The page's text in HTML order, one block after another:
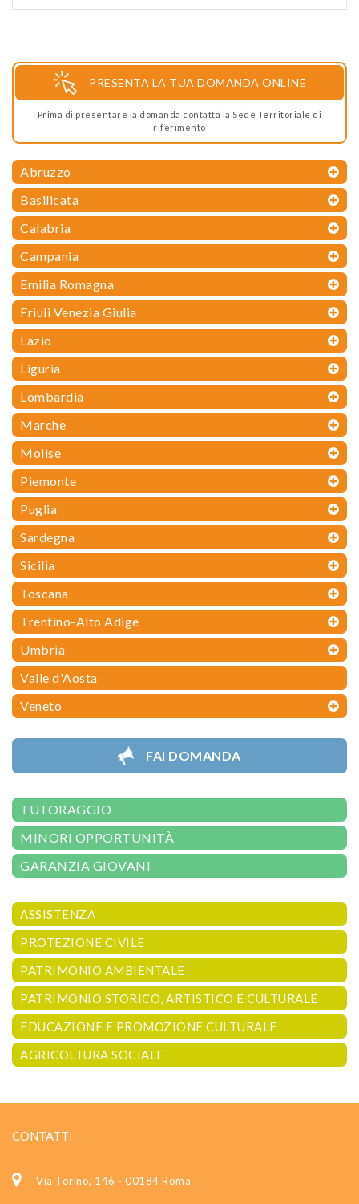
PRESENTA LA TUA DOMANDA ONLINE
Prima di presentare la domanda contatta la Sede Territoriale di
riferimento
Abruzzo
Basilicata
Calabria
Campania
Emilia Romagna
Friuli Venezia Giulia
Lazio
Liguria
Lombardia
Marche
Molise
Piemonte
Puglia
Sardegna
Sicilia
Toscana
Trentino-Alto Adige
Umbria
Valle d'Aosta
Veneto
FAI DOMANDA
TUTORAGGIO
MINORI OPPORTUNITÀ
GARANZIA GIOVANI
ASSISTENZA
PROTEZIONE CIVILE
PATRIMONIO AMBIENTALE
PATRIMONIO STORICO, ARTISTICO E CULTURALE
EDUCAZIONE E PROMOZIONE CULTURALE
AGRICOLTURA SOCIALE
CONTATTI
Via Torino, 146 - 00184 Roma